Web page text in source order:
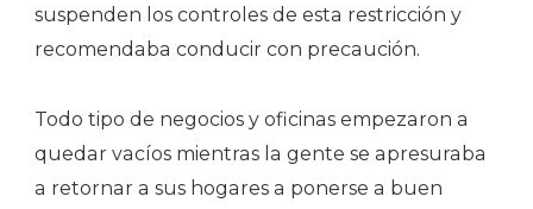
suspenden los controles de esta restricción y
recomendaba conducir con precaución.
Todo tipo de negocios y oficinas empezaron a
quedar vacíos mientras la gente se apresuraba
a retornar a sus hogares a ponerse a buen